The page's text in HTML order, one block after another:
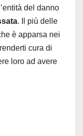
del danno
. Il più delle
è apparsa nei
cura di
loro ad avere